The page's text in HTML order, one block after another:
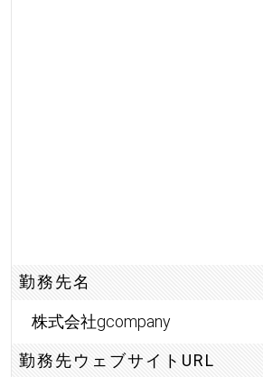
勤務先名
株式会社gcompany
勤務先ウェブサイトURL